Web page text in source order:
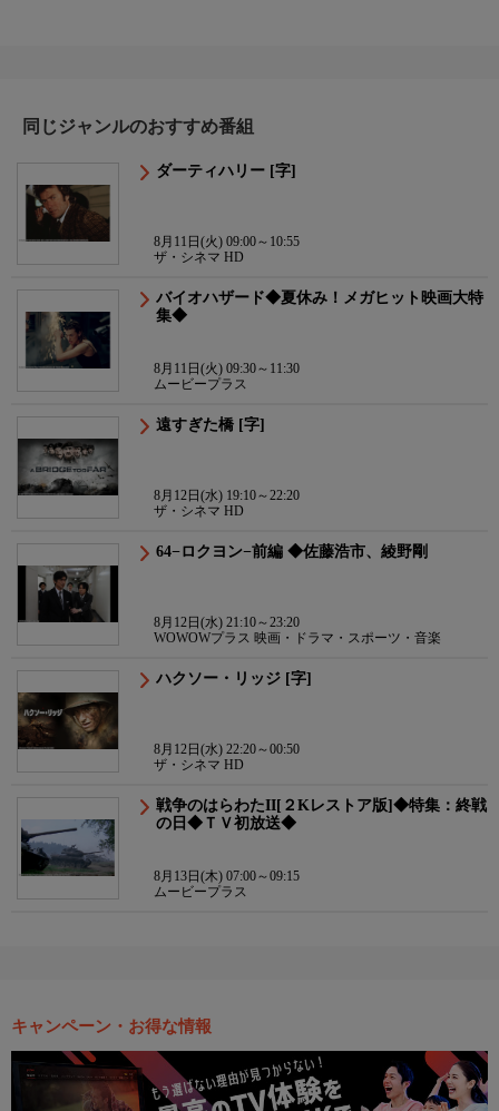
同じジャンルのおすすめ番組
ダーティハリー [字]
8月11日(火) 09:00～10:55
ザ・シネマ HD
バイオハザード◆夏休み！メガヒット映画大特
集◆
8月11日(火) 09:30～11:30
ムービープラス
遠すぎた橋 [字]
8月12日(水) 19:10～22:20
ザ・シネマ HD
64−ロクヨン−前編 ◆佐藤浩市、綾野剛
8月12日(水) 21:10～23:20
WOWOWプラス 映画・ドラマ・スポーツ・音楽
ハクソー・リッジ [字]
8月12日(水) 22:20～00:50
ザ・シネマ HD
戦争のはらわたII[２Kレストア版]◆特集：終戦
の日◆ＴＶ初放送◆
8月13日(木) 07:00～09:15
ムービープラス
キャンペーン・お得な情報